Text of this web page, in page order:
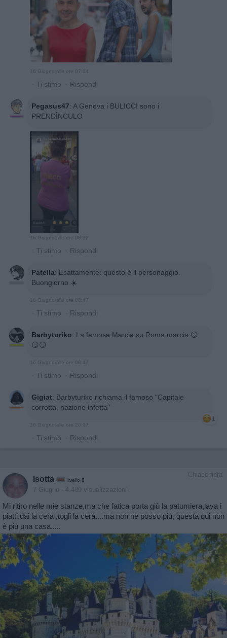
16 Giugno alle ore 07:14
· Ti stimo · Rispondi
Pegasus47: A Genova i BULICCI sono i
PRENDÌNCULO
16 Giugno alle ore 08:32
· Ti stimo · Rispondi
Patella: Esattamente: questo è il personaggio.
Buongiorno ☀️
16 Giugno alle ore 08:47
· Ti stimo · Rispondi
Barbyturiko: La famosa Marcia su Roma marcia 😏
😏😏
16 Giugno alle ore 08:47
· Ti stimo · Rispondi
Gigiat: Barbyturiko richiama il famoso "Capitale
corrotta, nazione infetta"
1
16 Giugno alle ore 20:07
· Ti stimo · Rispondi
Chiacchiera
Isotta livello 8
7 Giugno - 4.489 visualizzazioni
Mi ritiro nelle mie stanze,ma che fatica porta giù la patumiera,lava i
piatti,dai la cera ,togli la cera....ma non ne posso più, questa qui non
è più una casa.....